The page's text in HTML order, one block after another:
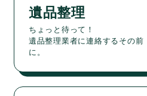
遺品整理
ちょっと待って！
遺品整理業者に連絡するその前
に。